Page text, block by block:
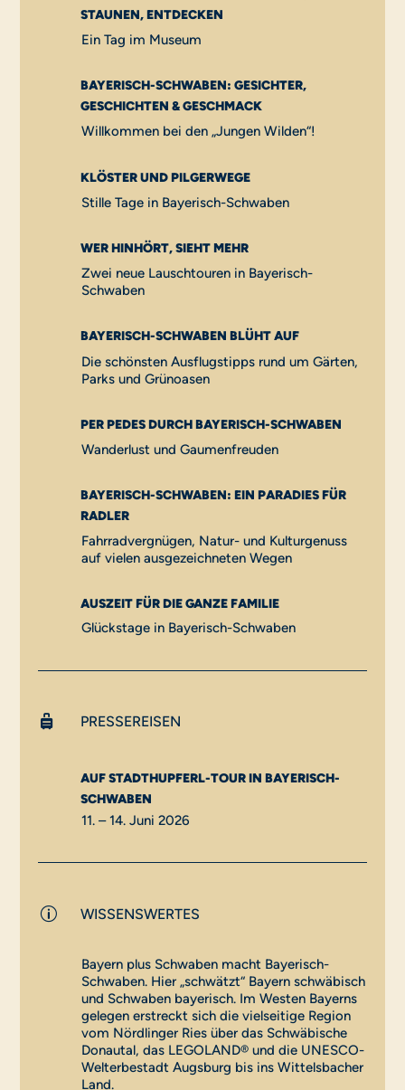
STAUNEN, ENTDECKEN
Ein Tag im Museum
BAYERISCH-SCHWABEN: GESICHTER,
GESCHICHTEN & GESCHMACK
Willkommen bei den „Jungen Wilden“!
KLÖSTER UND PILGERWEGE
Stille Tage in Bayerisch-Schwaben
WER HINHÖRT, SIEHT MEHR
Zwei neue Lauschtouren in Bayerisch-
Schwaben
BAYERISCH-SCHWABEN BLÜHT AUF
Die schönsten Ausflugstipps rund um Gärten,
Parks und Grünoasen
PER PEDES DURCH BAYERISCH-SCHWABEN
Wanderlust und Gaumenfreuden
BAYERISCH-SCHWABEN: EIN PARADIES FÜR
RADLER
Fahrradvergnügen, Natur- und Kulturgenuss
auf vielen ausgezeichneten Wegen
AUSZEIT FÜR DIE GANZE FAMILIE
Glückstage in Bayerisch-Schwaben
 PRESSEREISEN
AUF STADTHUPFERL-TOUR IN BAYERISCH-
SCHWABEN
11. – 14. Juni 2026
p WISSENSWERTES
Bayern plus Schwaben macht Bayerisch-
Schwaben. Hier „schwätzt“ Bayern schwäbisch
und Schwaben bayerisch. Im Westen Bayerns
gelegen erstreckt sich die vielseitige Region
vom Nördlinger Ries über das Schwäbische
Donautal, das LEGOLAND® und die UNESCO-
Welterbestadt Augsburg bis ins Wittelsbacher
Land.